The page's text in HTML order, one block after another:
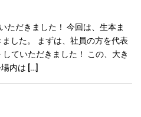
ただきました！ 今回は、生本ま
した。 まずは、社員の方を代表
ていただきました！ この、大き
内は […]